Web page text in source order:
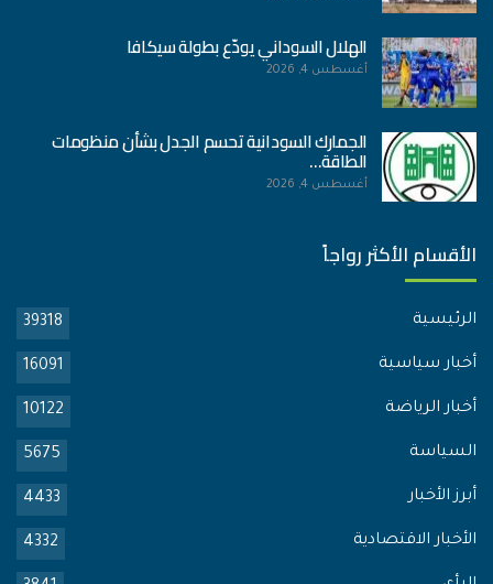
الهلال السوداني يودّع بطولة سيكافا
أغسطس 4, 2026
الجمارك السودانية تحسم الجدل بشأن منظومات
الطاقة…
أغسطس 4, 2026
الأقسام الأكثر رواجاً
الرئيسية 39318
أخبار سياسية 16091
أخبار الرياضة 10122
السياسة 5675
أبرز الأخبار 4433
الأخبار الاقتصادية 4332